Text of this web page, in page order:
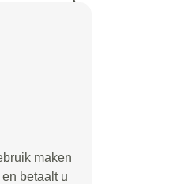
maken
betaalt u